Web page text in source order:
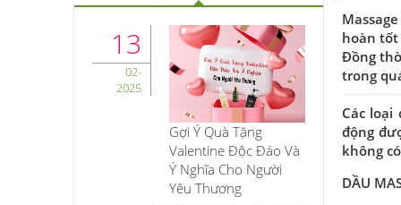
hoàn tốt
Đồng
trong
Các loại
động
không
DẦU
13
02-
2025
Gợi Ý Quà Tặng
Valentine Độc Đáo Và
Ý Nghĩa Cho Người
Yêu Thương